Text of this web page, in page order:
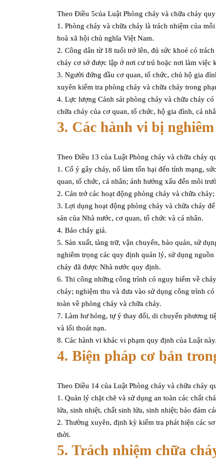
Theo Điều 5của Luật Phòng cháy và chữa cháy
1. Phòng cháy và chữa cháy là trách nhiệm của
hoà xã hội chủ nghĩa Việt Nam.
2. Công dân từ 18 tuổi trở lên, đủ sức khoẻ có
cháy cơ sở được lập ở nơi cư trú hoặc nơi làm việc
3. Người đứng đầu cơ quan, tổ chức, chủ hộ gia
xuyên kiểm tra phòng cháy và chữa cháy trong
4. Lực lượng Cảnh sát phòng cháy và chữa cháy
chữa cháy của cơ quan, tổ chức, hộ gia đình, cá
3. Các hành vi bị
Theo Điều 13 của Luật Phòng cháy và chữa cháy
1. Cố ý gây cháy, nổ làm tổn hại đến tính mạng,
quan, tổ chức, cá nhân; ảnh hưởng xấu đến môi
2. Cản trở các hoạt động phòng cháy và chữa
3. Lợi dụng hoạt động phòng cháy và chữa cháy
sản của Nhà nước, cơ quan, tổ chức và cá nhân.
4. Báo cháy giả.
5. Sản xuất, tàng trữ, vận chuyển, bảo quản, sử
nghiêm trọng các quy định quản lý, sử dụng
cháy đã được Nhà nước quy định.
6. Thi công những công trình có nguy hiểm về
cháy; nghiệm thu và đưa vào sử dụng công trình
toàn về phòng cháy và chữa cháy.
7. Làm hư hỏng, tự ý thay đổi, di chuyển phương
và lối thoát nạn.
8. Các hành vi khác vi phạm quy định của Luật này.
4. Biện pháp cơ bản
Theo Điều 14 của Luật Phòng cháy và chữa cháy
1. Quản lý chặt chẽ và sử dụng an toàn các chất
lửa, sinh nhiệt, chất sinh lửa, sinh nhiệt; bảo đảm
2. Thường xuyên, định kỳ kiểm tra phát hiện các
thời.
5. Trách nhiệm chữa